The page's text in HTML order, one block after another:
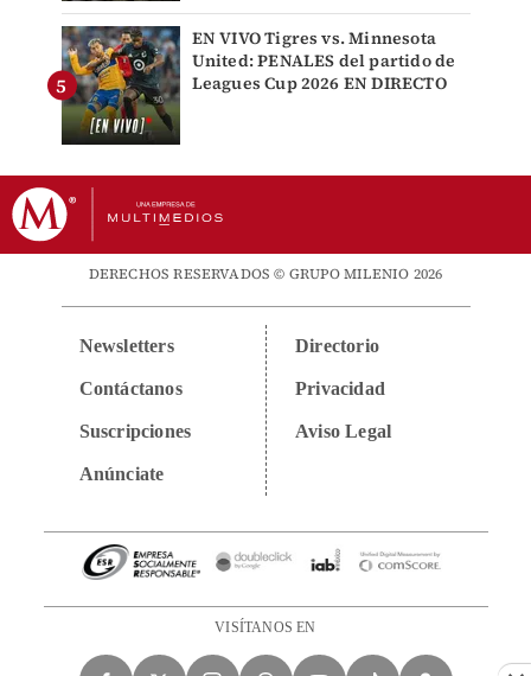
EN VIVO Tigres vs. Minnesota
United: PENALES del partido de
Leagues Cup 2026 EN DIRECTO
DERECHOS RESERVADOS © GRUPO MILENIO 2026
Newsletters
Contáctanos
Suscripciones
Anúnciate
Directorio
Privacidad
Aviso Legal
VISÍTANOS EN